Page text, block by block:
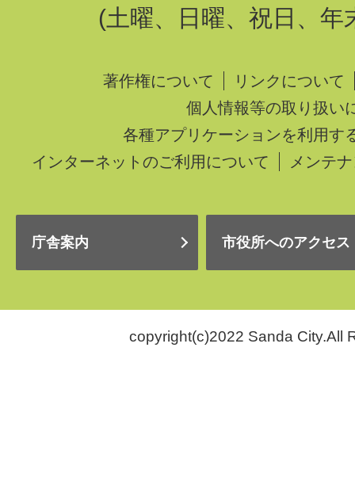
(土曜、日曜、祝日、年
著作権について
リンクについて
個人情報等の取り扱い
各種アプリケーションを利用す
インターネットのご利用について
メンテ
庁舎案内 市役所へのアクセス
copyright(c)2022 Sanda City.All